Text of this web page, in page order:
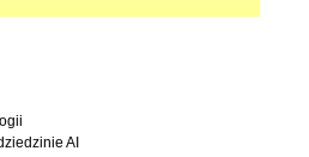
AI